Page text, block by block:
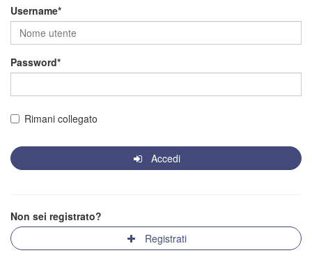
Username
Password
Rimani collegato
Accedi
Non sei registrato?
Registrati